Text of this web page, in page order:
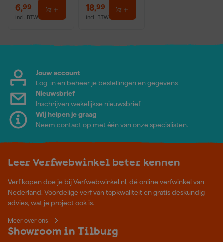
6,99
incl. BTW
18,99
incl. BTW
Jouw account
Log-in en beheer je bestellingen en gegevens
Nieuwsbrief
Inschrijven wekelijkse nieuwsbrief
Wij helpen je graag
Neem contact op met één van onze specialisten.
Leer Verfwebwinkel beter kennen
Verf kopen doe je bij Verfwebwinkel.nl, dé online verfwinkel van
Nederland. Voordelige verf van topkwaliteit en gratis deskundig
advies, wat je project ook is.
Meer over ons
Showroom in Tilburg